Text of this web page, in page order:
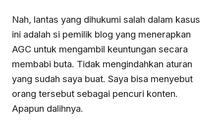
Nah, lantas yang dihukumi salah dalam kasus
ini adalah si pemilik blog yang menerapkan
AGC untuk mengambil keuntungan secara
membabi buta. Tidak mengindahkan aturan
yang sudah saya buat. Saya bisa menyebut
orang tersebut sebagai pencuri konten.
Apapun dalihnya.